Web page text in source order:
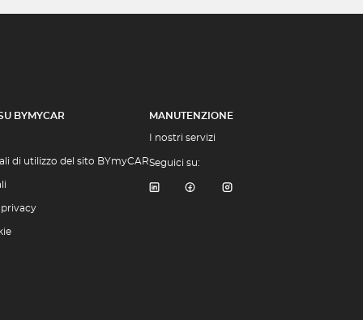
BYMYCAR
di utilizzo del sito BYmyCAR
MANUTENZIONE
I nostri servizi
Seguici su: